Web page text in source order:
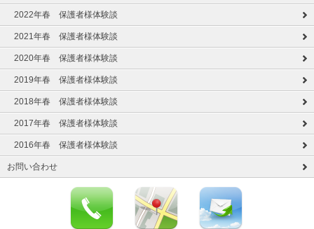
2022年春 保護者様体験談
2021年春 保護者様体験談
2020年春 保護者様体験談
2019年春 保護者様体験談
2018年春 保護者様体験談
2017年春 保護者様体験談
2016年春 保護者様体験談
お問い合わせ